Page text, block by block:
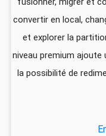
convertir en local,
et explorer la
niveau premium
la possibilité de